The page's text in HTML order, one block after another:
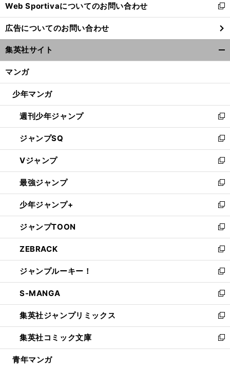
く
Web Sportivaについてのお問い合わせ
新
し
い
ウ
ィ
ン
ウ
開
く
広告についてのお問い合わせ
集英社サイト
マンガ
少年マンガ
週刊少年ジャンプ
新
し
い
ウ
ィ
ン
ド
ウ
で
開
く
ジャンプSQ
新
し
い
ウ
ィ
ン
ド
ウ
で
開
く
Vジャンプ
新
し
い
ウ
ィ
ン
ド
ウ
で
開
く
最強ジャンプ
新
し
い
ウ
ィ
ン
ド
ウ
で
開
く
少年ジャンプ+
新
し
い
ウ
ィ
ン
ド
ウ
で
開
く
ジャンプTOON
新
し
い
ウ
ィ
ン
ド
ウ
で
開
く
ZEBRACK
新
し
い
ウ
ィ
ン
ド
ウ
で
開
ジャンプルーキー！
新
し
い
ウ
ィ
ン
ド
ウ
S-MANGA
新
し
い
ウ
ィ
ン
集英社ジャンプリミックス
新
し
い
ウ
集英社コミック文庫
新
し
青年マンガ